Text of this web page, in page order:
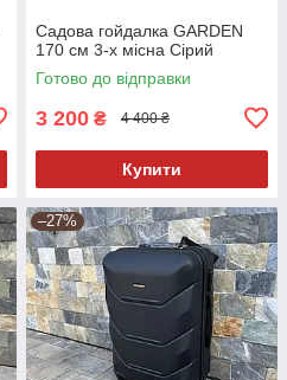
Садова гойдалка GARDEN
170 см 3-х місна Сірий
Готово до відправки
3 200 ₴ 4 400 ₴
Купити
–27%